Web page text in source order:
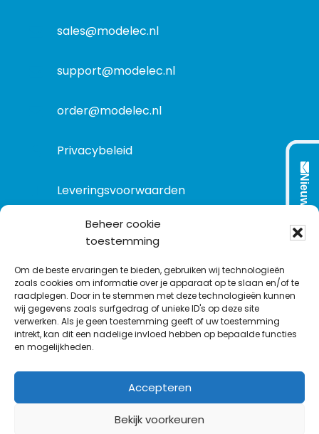
Beheer cookie
toestemming
Om de beste ervaringen te bieden, gebruiken wij technologieën
zoals cookies om informatie over je apparaat op te slaan en/of te
raadplegen. Door in te stemmen met deze technologieën kunnen
wij gegevens zoals surfgedrag of unieke ID's op deze site
verwerken. Als je geen toestemming geeft of uw toestemming
intrekt, kan dit een nadelige invloed hebben op bepaalde functies
en mogelijkheden.
Accepteren
Bekijk voorkeuren
s
m
sales@modelec.nl
support@modelec.nl
order@modelec.nl
Privacybeleid
Leveringsvoorwaarden
L
i
n
e
T
w
i
t
F
a
c
b
o
o
k
Y
o
u
u
b
C
o
n
a
Nieuwsbrief